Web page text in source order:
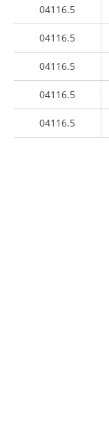
04116.5
04116.5
04116.5
04116.5
04116.5